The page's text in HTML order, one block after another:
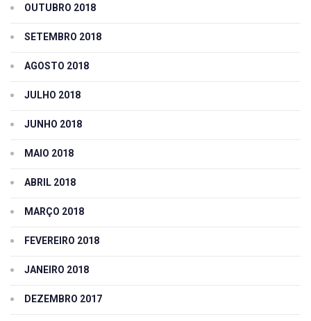
OUTUBRO 2018
SETEMBRO 2018
AGOSTO 2018
JULHO 2018
JUNHO 2018
MAIO 2018
ABRIL 2018
MARÇO 2018
FEVEREIRO 2018
JANEIRO 2018
DEZEMBRO 2017